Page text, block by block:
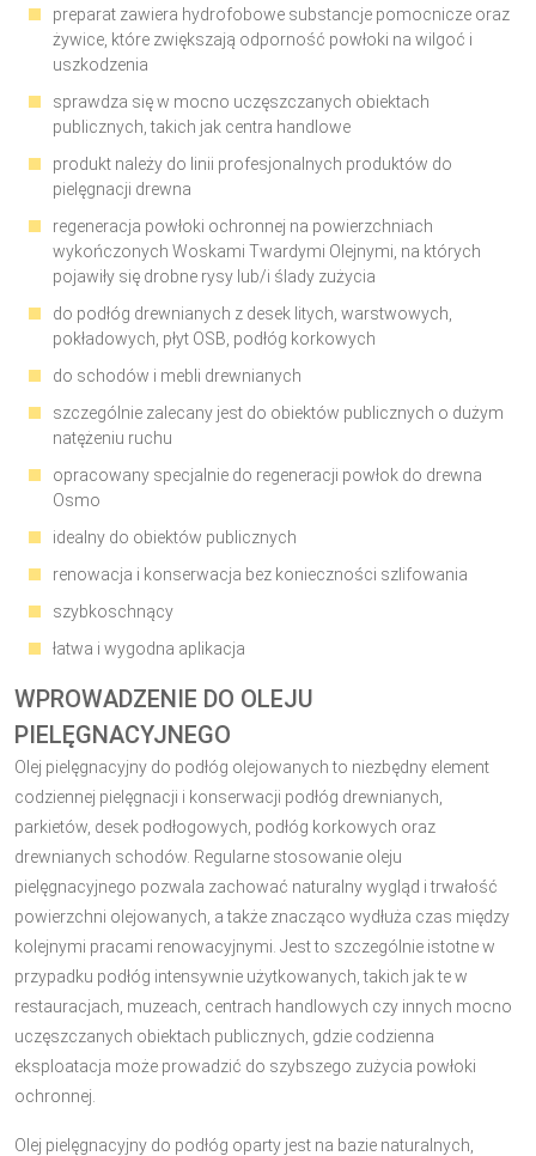
preparat zawiera hydrofobowe substancje pomocnicze oraz
żywice, które zwiększają odporność powłoki na wilgoć i
uszkodzenia
sprawdza się w mocno uczęszczanych obiektach
publicznych, takich jak centra handlowe
produkt należy do linii profesjonalnych produktów do
pielęgnacji drewna
regeneracja powłoki ochronnej na powierzchniach
wykończonych Woskami Twardymi Olejnymi, na których
pojawiły się drobne rysy lub/i ślady zużycia
do podłóg drewnianych z desek litych, warstwowych,
pokładowych, płyt OSB, podłóg korkowych
do schodów i mebli drewnianych
szczególnie zalecany jest do obiektów publicznych o dużym
natężeniu ruchu
opracowany specjalnie do regeneracji powłok do drewna
Osmo
idealny do obiektów publicznych
renowacja i konserwacja bez konieczności szlifowania
szybkoschnący
łatwa i wygodna aplikacja
WPROWADZENIE DO OLEJU
PIELĘGNACYJNEGO
Olej pielęgnacyjny do podłóg olejowanych to niezbędny element
codziennej pielęgnacji i konserwacji podłóg drewnianych,
parkietów, desek podłogowych, podłóg korkowych oraz
drewnianych schodów. Regularne stosowanie oleju
pielęgnacyjnego pozwala zachować naturalny wygląd i trwałość
powierzchni olejowanych, a także znacząco wydłuża czas między
kolejnymi pracami renowacyjnymi. Jest to szczególnie istotne w
przypadku podłóg intensywnie użytkowanych, takich jak te w
restauracjach, muzeach, centrach handlowych czy innych mocno
uczęszczanych obiektach publicznych, gdzie codzienna
eksploatacja może prowadzić do szybszego zużycia powłoki
ochronnej.
Olej pielęgnacyjny do podłóg oparty jest na bazie naturalnych,